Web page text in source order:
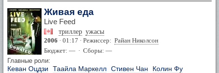
Живая еда
Live Feed
триллер ужасы
2006 · 01:17 · Режиссер: Райан Николсон
Бюджет: — · Сборы: —
Главные роли:
Кеван Оцдзи Таайла Маркелл Стивен Чан Колин Фу